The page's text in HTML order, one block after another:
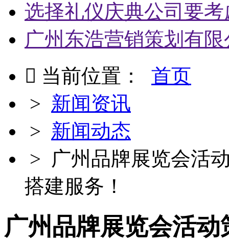
选择礼仪庆典公司要
广州东浩营销策划有
 当前位置： 首页
> 新闻资讯
> 新闻动态
> 广州品牌展览会活
搭建服务！
广州品牌展览会活